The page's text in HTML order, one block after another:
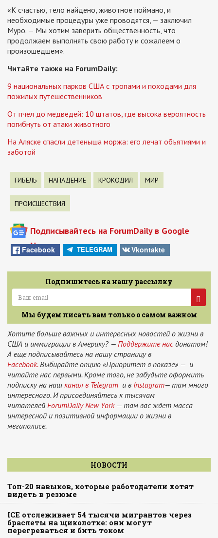
«К счастью, тело найдено, животное поймано, и
необходимые процедуры уже проводятся, — заключил
Муро. — Мы хотим заверить общественность, что
продолжаем выполнять свою работу и сожалеем о
произошедшем».
Читайте также на ForumDaily:
9 национальных парков США с тропами и походами для
пожилых путешественников
От пчел до медведей: 10 штатов, где высока вероятность
погибнуть от атаки животного
На Аляске спасли детеныша моржа: его лечат объятиями и
заботой
ГИБЕЛЬ НАПАДЕНИЕ КРОКОДИЛ МИР
ПРОИСШЕСТВИЯ
Подписывайтесь на ForumDaily в Google
News
Facebook TELEGRAM Vkontakte
Подпишитесь на нашу рассылку
Мы будем писать вам только о самом важном
Хотите больше важных и интересных новостей о жизни в
США и иммиграции в Америку? — Поддержите нас донатом!
А еще подписывайтесь на нашу страницу в
Facebook.Выбирайте опцию «Приоритет в показе» — и
читайте нас первыми. Кроме того, не забудьте оформить
подписку на наш канал в Telegram и в Instagram— там много
интересного. И присоединяйтесь к тысячам
читателей ForumDaily New York— там вас ждет масса
интересной и позитивной информации о жизни в
мегаполисе.
НОВОСТИ
Топ-20 навыков, которые работодатели хотят
видеть в резюме
ICE отслеживает 54 тысячи мигрантов через
браслеты на щиколотке: они могут
перегреваться и бить током